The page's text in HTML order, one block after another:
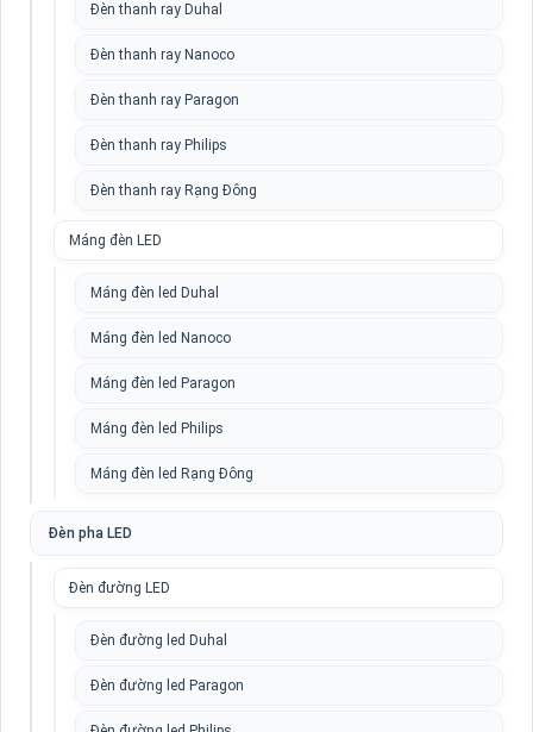
Đèn thanh ray Duhal
Đèn thanh ray Nanoco
Đèn thanh ray Paragon
Đèn thanh ray Philips
Đèn thanh ray Rạng Đông
Máng đèn LED
Máng đèn led Duhal
Máng đèn led Nanoco
Máng đèn led Paragon
Máng đèn led Philips
Máng đèn led Rạng Đông
Đèn pha LED
Đèn đường LED
Đèn đường led Duhal
Đèn đường led Paragon